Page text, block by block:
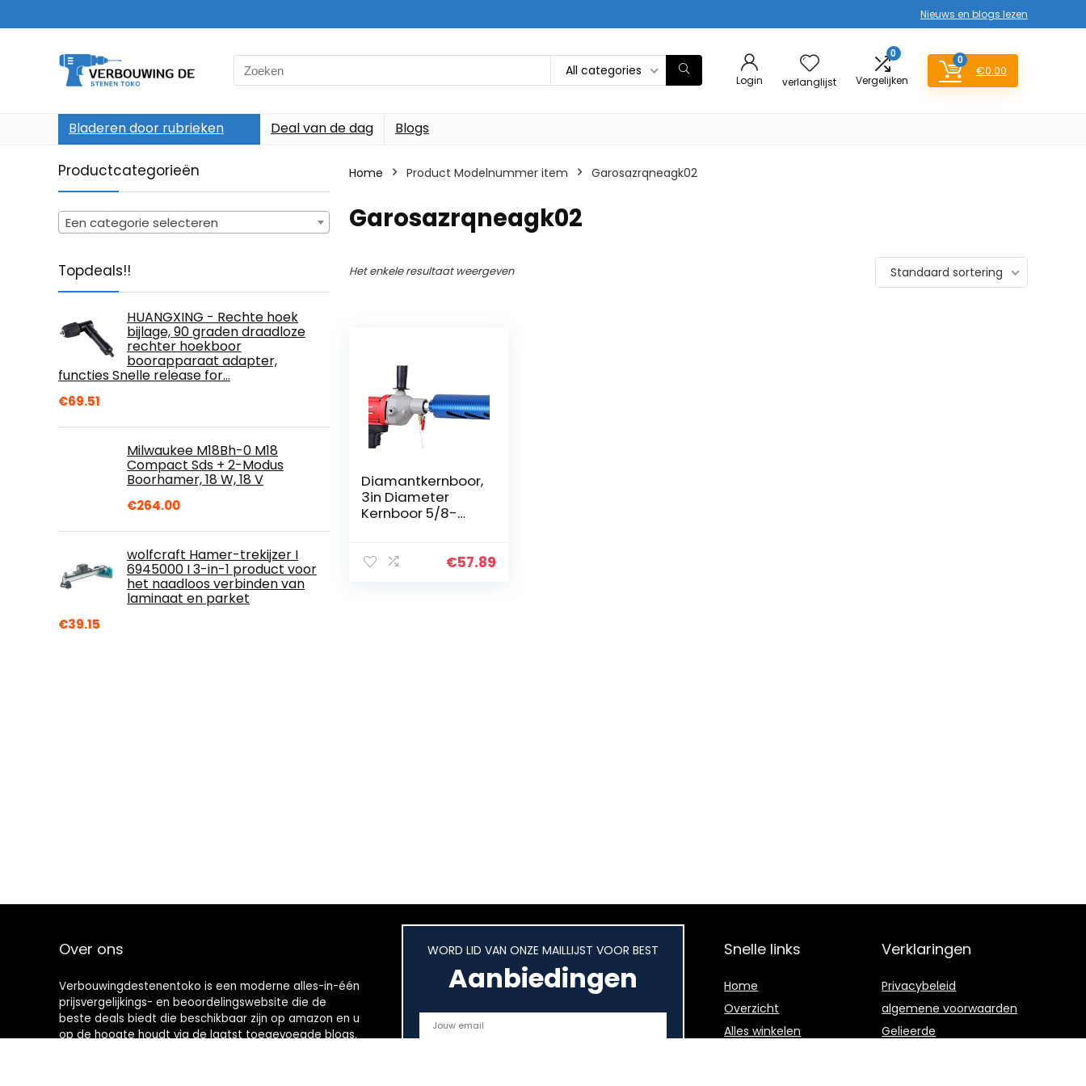
Nieuws en blogs lezen
Search
for:
All categories
Login verlanglijst
0
Vergelijken
0
€0.00
Bladeren door rubrieken Deal van de dag Blogs
Productcategorieën
Een categorie selecteren
Topdeals!!
HUANGXING - Rechte hoek
bijlage, 90 graden draadloze
rechter hoekboor
boorapparaat adapter,
functies Snelle release for…
€69.51
Milwaukee M18Bh-0 M18
Compact Sds + 2-Modus
Boorhamer, 18 W, 18 V
€264.00
wolfcraft Hamer-trekijzer I
6945000 I 3-in-1 product voor
het naadloos verbinden van
laminaat en parket
€39.15
Home Product Modelnummer item ‎Garosazrqneagk02
‎Garosazrqneagk02
Het enkele resultaat weergeven Standaard sortering
Diamantkernboor,
3in Diameter
Kernboor 5/8-
Graniet Marmer,
€57.89
Over ons
Verbouwingdestenentoko is een moderne alles-in-één
prijsvergelijkings- en beoordelingswebsite die de
beste deals biedt die beschikbaar zijn op amazon en u
op de hoogte houdt via de laatst toegevoegde blogs.
WORD LID VAN ONZE MAILLIJST VOOR BEST
Aanbiedingen
Snelle links
Home
Overzicht
Alles winkelen
Verklaringen
Privacybeleid
algemene voorwaarden
Gelieerde